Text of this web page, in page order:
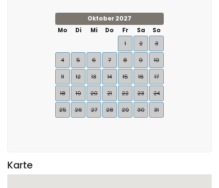
Oktober 2027
Mo
Di Mi Do Fr Sa
So
1
2 3
4 5 6 7 8 9 10
11 12 13 14 15 16 17
18 19 20 21 22 23 24
25 26 27 28 29 30 31
Karte